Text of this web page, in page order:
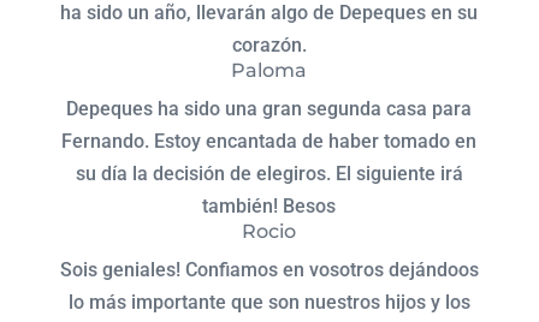
ha sido un año, llevarán algo de Depeques en su
corazón.
Paloma
Depeques ha sido una gran segunda casa para
Fernando. Estoy encantada de haber tomado en
su día la decisión de elegiros. El siguiente irá
también! Besos
Rocio
Sois geniales! Confiamos en vosotros dejándoos
lo más importante que son nuestros hijos y los